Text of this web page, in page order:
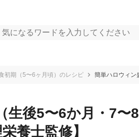
初期（5〜6ヶ月頃）のレシピ 簡単ハロウィン
後5〜6か月・7〜8
養士監修】